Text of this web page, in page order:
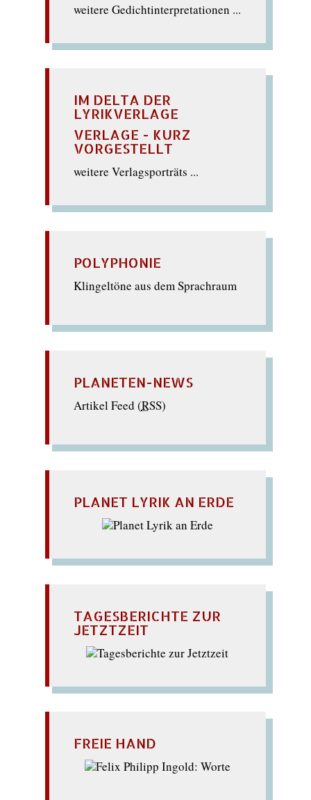
weitere Gedichtinterpretationen ...
IM DELTA DER
LYRIKVERLAGE
VERLAGE - KURZ
VORGESTELLT
weitere Verlagsporträts ...
POLYPHONIE
Klingeltöne aus dem Sprachraum
PLANETEN-NEWS
Artikel Feed (RSS)
PLANET LYRIK AN ERDE
TAGESBERICHTE ZUR
JETZTZEIT
FREIE HAND